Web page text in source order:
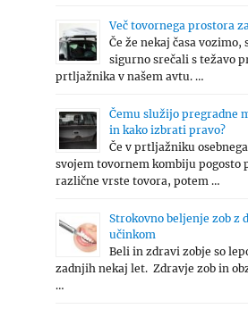
Več tovornega prostora
Če že nekaj časa vozimo,
sigurno srečali s težavo
prtljažnika v našem avtu. …
Čemu služijo pregradne
in kako izbrati pravo?
Če v prtljažniku
svojem tovornem kombiju pogosto
različne vrste tovora, potem …
Strokovno beljenje zob z
učinkom
Beli in zdravi zobje so
zadnjih nekaj let. Zdravje zob in
…